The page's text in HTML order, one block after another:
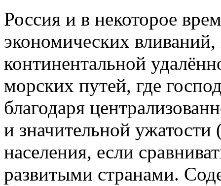
Россия и в некоторое
экономических вливаний,
континентальной
морских путей, где
благодаря
и значительной
населения, если
развитыми странами.